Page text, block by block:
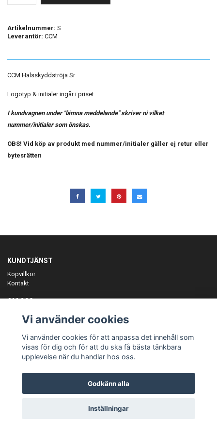
Artikelnummer: S
Leverantör: CCM
CCM Halsskyddströja Sr
Logotyp & initialer ingår i priset
I kundvagnen under "lämna meddelande" skriver ni vilket
nummer/initialer som önskas.
OBS! Vid köp av produkt med nummer/initialer gäller ej retur eller
bytesrätten
KUNDTJÄNST
Köpvillkor
Kontakt
OM OSS
ANMÄL DIG TILL VÅRT NYHETSBREV
Prenumerera
© Copyright Teamgear
Vi använder cookies
Vi använder cookies för att anpassa det innehåll som
visas för dig och för att du ska få bästa tänkbara
upplevelse när du handlar hos oss.
Godkänn alla
Inställningar